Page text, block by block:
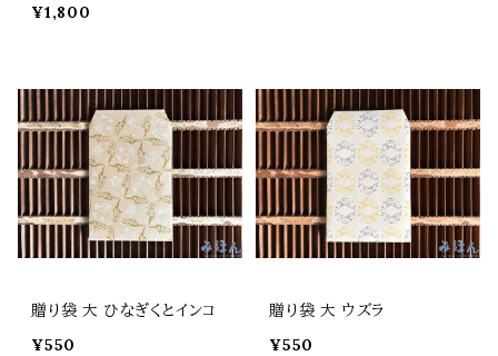
¥1,800
贈り袋 大 ひなぎくとインコ
¥550
贈り袋 大 ウズラ
¥550